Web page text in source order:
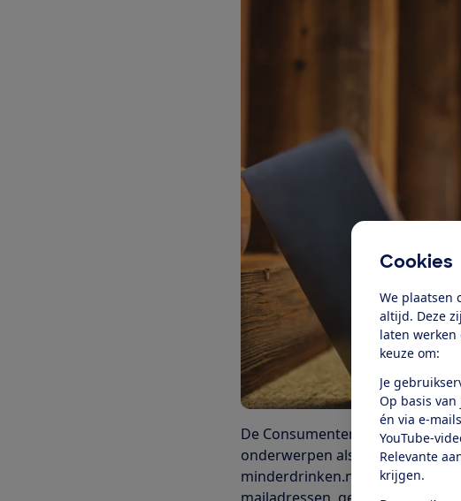
Cookies
We plaatsen
altijd. Deze
laten werken
keuze om:
Je
Op basis
én via e-
YouTube-
Relevante
krijgen.
De Consumentenbond bekeek
onderwerpen als
minderdrinken.nl ontwikkeld